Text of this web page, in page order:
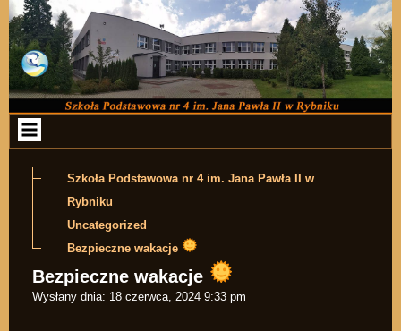
Przejdź do zawartości
Szkoła Podstawowa nr 4 im. Jana Pawła II w
Rybniku
Uncategorized
Bezpieczne wakacje
Bezpieczne wakacje
Wysłany dnia: 18 czerwca, 2024 9:33 pm